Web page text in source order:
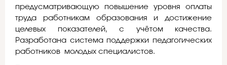
предусматривающую повышение уровня оплаты
труда работникам образования и достижение
целевых показателей, с учётом качества.
Разработана система поддержки педагогических
работников молодых специалистов.